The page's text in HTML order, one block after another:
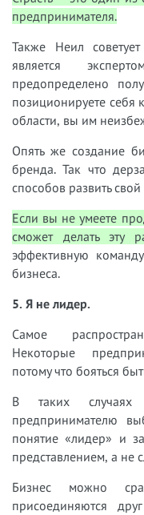
предпринимателя.
Также Неил
является
предопределено
позиционируете себя
области, вы им
Опять же создание
бренда. Так что
способов развить
Если вы не умеете
сможет делать эту
эффективную
бизнеса.
5. Я не лидер.
Самое
Некоторые
потому что бояться
В таких случаях
предпринимателю
понятие «лидер» и
представлением, а не
Бизнес можно
присоединяются